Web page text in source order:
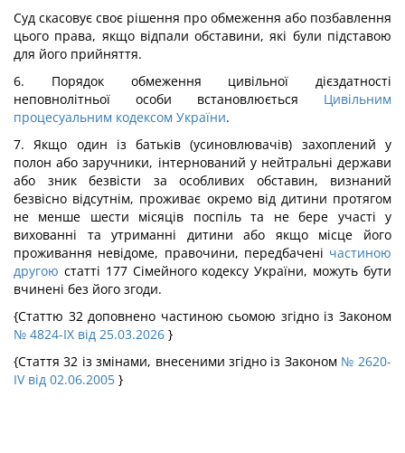
Суд скасовує своє рішення про обмеження або позбавлення
цього права, якщо відпали обставини, які були підставою
для його прийняття.
6. Порядок обмеження цивільної дієздатності
неповнолітньої особи встановлюється Цивільним
процесуальним кодексом України.
7. Якщо один із батьків (усиновлювачів) захоплений у
полон або заручники, інтернований у нейтральні держави
або зник безвісти за особливих обставин, визнаний
безвісно відсутнім, проживає окремо від дитини протягом
не менше шести місяців поспіль та не бере участі у
вихованні та утриманні дитини або якщо місце його
проживання невідоме, правочини, передбачені частиною
другою статті 177 Сімейного кодексу України, можуть бути
вчинені без його згоди.
{Статтю 32 доповнено частиною сьомою згідно із Законом
№ 4824-IX від 25.03.2026 }
{Стаття 32 із змінами, внесеними згідно із Законом № 2620-
IV від 02.06.2005 }